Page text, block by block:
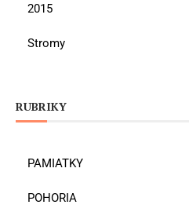
2015
Stromy
RUBRIKY
PAMIATKY
POHORIA